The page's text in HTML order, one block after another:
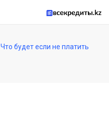
Что будет если не платить